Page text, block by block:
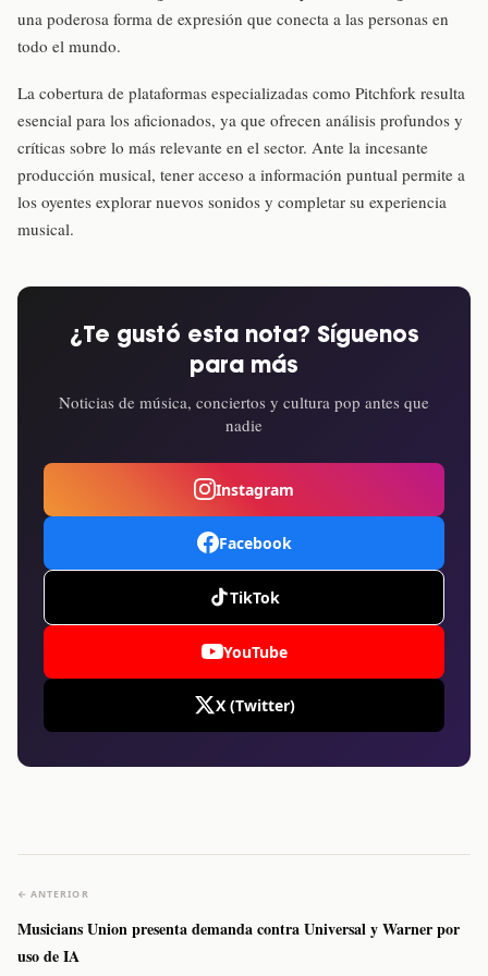
una poderosa forma de expresión que conecta a las personas en
todo el mundo.
La cobertura de plataformas especializadas como Pitchfork resulta
esencial para los aficionados, ya que ofrecen análisis profundos y
críticas sobre lo más relevante en el sector. Ante la incesante
producción musical, tener acceso a información puntual permite a
los oyentes explorar nuevos sonidos y completar su experiencia
musical.
¿Te gustó esta nota? Síguenos
para más
Noticias de música, conciertos y cultura pop antes que
nadie
Instagram
Facebook
TikTok
YouTube
X (Twitter)
← ANTERIOR
Musicians Union presenta demanda contra Universal y Warner por
uso de IA